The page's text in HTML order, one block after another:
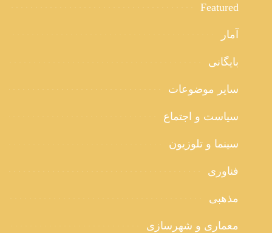
Featured
آمار
بایگانی
سایر موضوعات
سیاست و اجتماع
سینما و تلوزیون
فناوری
مذهبی
معماری و شهرسازی